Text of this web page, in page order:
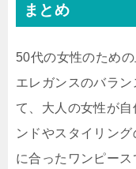
まとめ
50代の女性のため
エレガンスのバラ
て、大人の女性が
ンドやスタイリン
に合ったワンピース